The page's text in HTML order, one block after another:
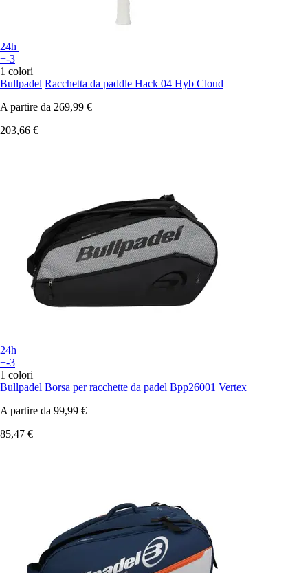
24h
+-3
1 colori
Bullpadel Racchetta da paddle Hack 04 Hyb Cloud
A partire da 269,99 €
203,66 €
24h
+-3
1 colori
Bullpadel Borsa per racchette da padel Bpp26001 Vertex
A partire da 99,99 €
85,47 €